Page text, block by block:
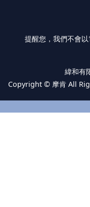
提醒您，我們不會以
緯和有
Copyright © 摩肯 All